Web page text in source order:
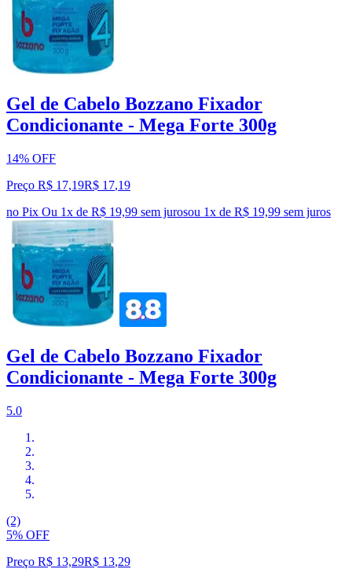
Gel de Cabelo Bozzano Fixador
Condicionante - Mega Forte 300g
14% OFF
Preço R$ 17,19R$ 17,19
no Pix Ou 1x de R$ 19,99 sem jurosou 1x de R$ 19,99 sem juros
Gel de Cabelo Bozzano Fixador
Condicionante - Mega Forte 300g
5.0
(2)
5% OFF
Preço R$ 13,29R$ 13,29